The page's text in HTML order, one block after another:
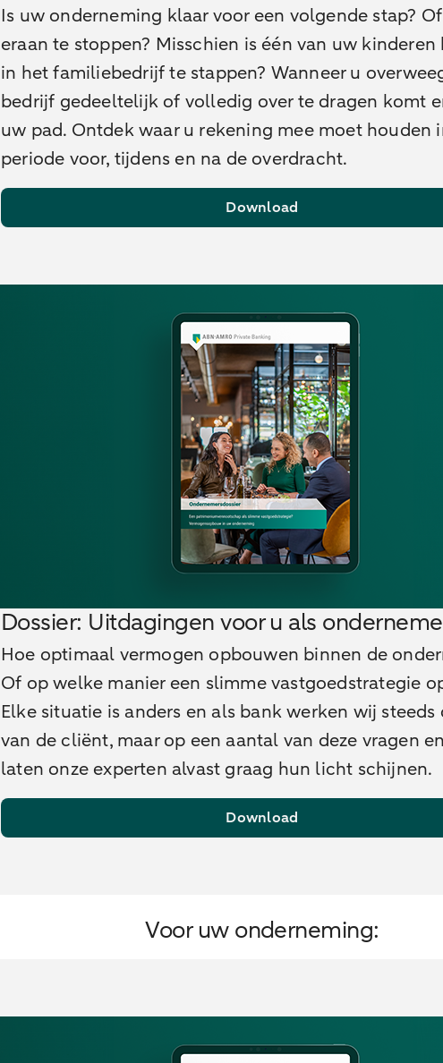
Is uw onderneming klaar voor een volgende stap?
eraan te stoppen? Misschien is één van uw kinderen
in het familiebedrijf te stappen? Wanneer u
bedrijf gedeeltelijk of volledig over te dragen komt
uw pad. Ontdek waar u rekening mee moet houden
periode voor, tijdens en na de overdracht.
Download
Dossier: Uitdagingen voor u als
Hoe optimaal vermogen opbouwen binnen de
Of op welke manier een slimme vastgoedstrategie
Elke situatie is anders en als bank werken wij steeds
van de cliënt, maar op een aantal van deze vragen
laten onze experten alvast graag hun licht schijnen.
Download
Voor uw onderneming: